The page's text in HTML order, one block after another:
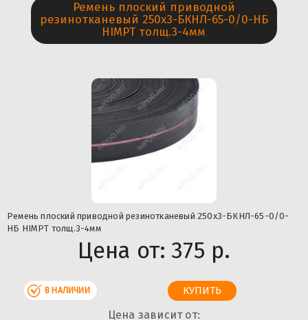
Ремень плоский приводной
резинотканевый 250х3-БКНЛ-65-0/0-НБ
HIMPT толщ.3-4мм
Ремень плоский приводной резинотканевый 250х3-БКНЛ-65-0/0-
НБ HIMPT толщ.3-4мм
Цена от: 375 р.
В НАЛИЧИИ
Цена зависит от: